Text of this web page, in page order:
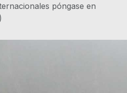
póngase en